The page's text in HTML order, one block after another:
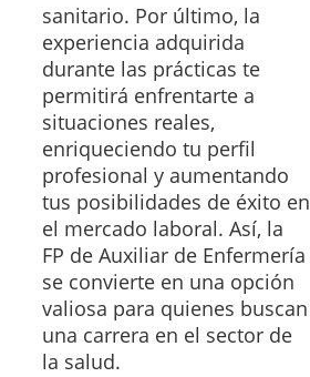
sanitario. Por último, la
experiencia adquirida
durante las prácticas te
permitirá enfrentarte a
situaciones reales,
enriqueciendo tu perfil
profesional y aumentando
tus posibilidades de éxito en
el mercado laboral. Así, la
FP de Auxiliar de Enfermería
se convierte en una opción
valiosa para quienes buscan
una carrera en el sector de
la salud.